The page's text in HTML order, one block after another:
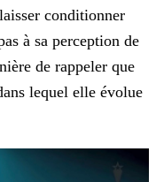
conditionner
à sa perception de
de rappeler que
lequel elle évolue